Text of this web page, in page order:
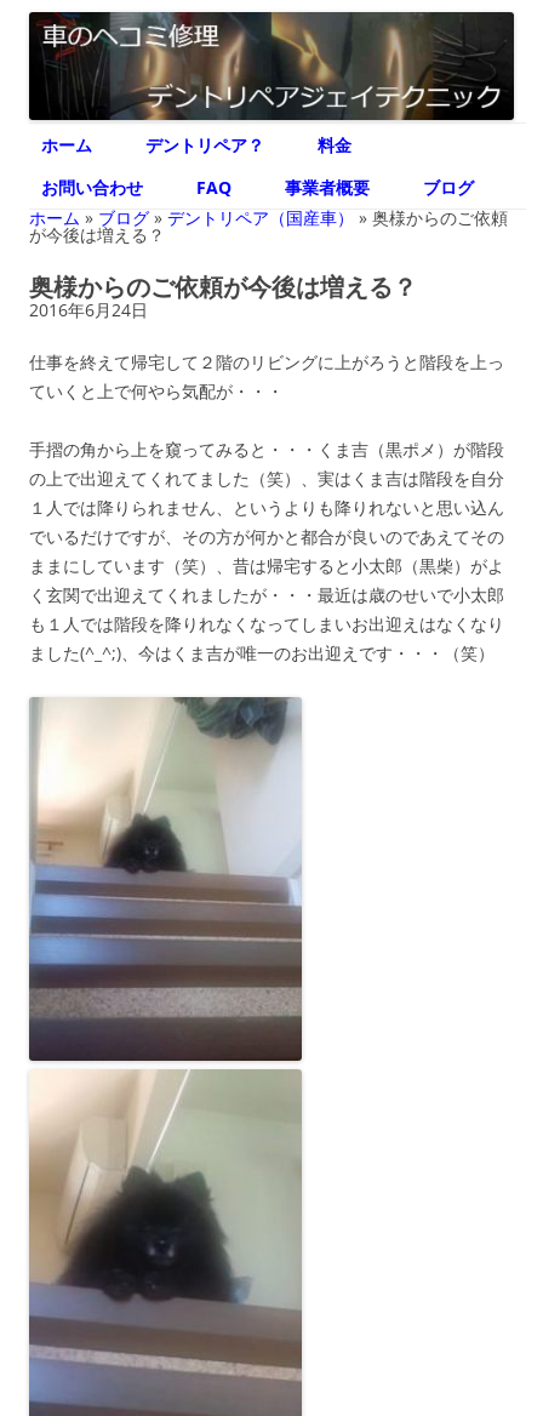
デントリペア ジェイテクニック
車のヘコミ修理専門 神奈川県横浜市 デントリペア ジェイテクニック
ン
ツ
へ
ス
プ
ホーム デントリペア？
料金
お問い合わせ
FAQ 事業者概要
ブログ
ホーム » ブログ » デントリペア（国産車） » 奥様からのご依頼
が今後は増える？
奥様からのご依頼が今後は増える？
2016年6月24日
仕事を終えて帰宅して２階のリビングに上がろうと階段を上っ
ていくと上で何やら気配が・・・
手摺の角から上を窺ってみると・・・くま吉（黒ポメ）が階段
の上で出迎えてくれてました（笑）、実はくま吉は階段を自分
１人では降りられません、というよりも降りれないと思い込ん
でいるだけですが、その方が何かと都合が良いのであえてその
ままにしています（笑）、昔は帰宅すると小太郎（黒柴）がよ
く玄関で出迎えてくれましたが・・・最近は歳のせいで小太郎
も１人では階段を降りれなくなってしまいお出迎えはなくなり
ました(^_^;)、今はくま吉が唯一のお出迎えです・・・（笑）